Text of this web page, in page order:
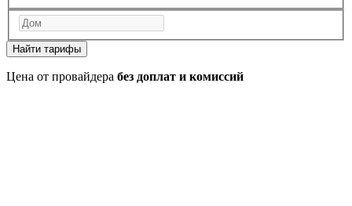
Найти тарифы
Цена от провайдера без доплат и комиссий